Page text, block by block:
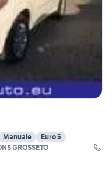
Manuale
Euro 5
GROSSETO